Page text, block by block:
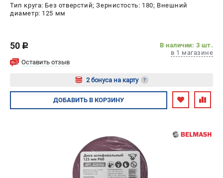
Тип круга: Без отверстий; Зернистость: 180; Внешний
диаметр: 125 мм
50 c
В наличии: 3 шт.
в 1 магазине
Оставить отзыв
2 бонуса на карту ?
Авторизуйтесь
ДОБАВИТЬ В КОРЗИНУ